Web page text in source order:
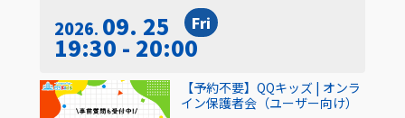
2026 09. 25 Fri
19:30 - 20:00
【予約不要】QQキッズ | オンラ
イン保護者会（ユーザー向け）